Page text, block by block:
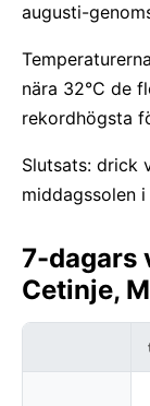
augusti-
nära 32°C de
rekordhögsta
Slutsats: drick
middagssolen
7-dagars
Cetinje,